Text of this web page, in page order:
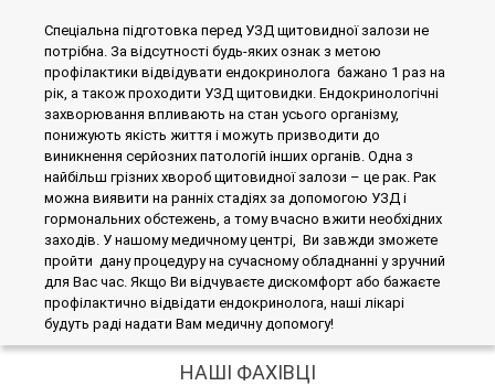
Спеціальна підготовка перед УЗД щитовидної залози не
потрібна. За відсутності будь-яких ознак з метою
профілактики відвідувати ендокринолога бажано 1 раз на
рік, а також проходити УЗД щитовидки. Ендокринологічні
захворювання впливають на стан усього організму,
понижують якість життя і можуть призводити до
виникнення серйозних патологій інших органів. Одна з
найбільш грізних хвороб щитовидної залози – це рак. Рак
можна виявити на ранніх стадіях за допомогою УЗД і
гормональних обстежень, а тому вчасно вжити необхідних
заходів. У нашому медичному центрі, Ви завжди зможете
пройти дану процедуру на сучасному обладнанні у зручний
для Вас час. Якщо Ви відчуваєте дискомфорт або бажаєте
профілактично відвідати ендокринолога, наші лікарі
будуть раді надати Вам медичну допомогу!
НАШІ ФАХІВЦІ